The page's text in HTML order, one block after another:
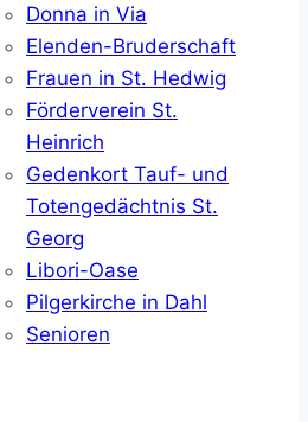
Donna in Via
Elenden-Bruderschaft
Frauen in St. Hedwig
Förderverein St.
Heinrich
Gedenkort Tauf- und
Totengedächtnis St.
Georg
Libori-Oase
Pilgerkirche in Dahl
Senioren